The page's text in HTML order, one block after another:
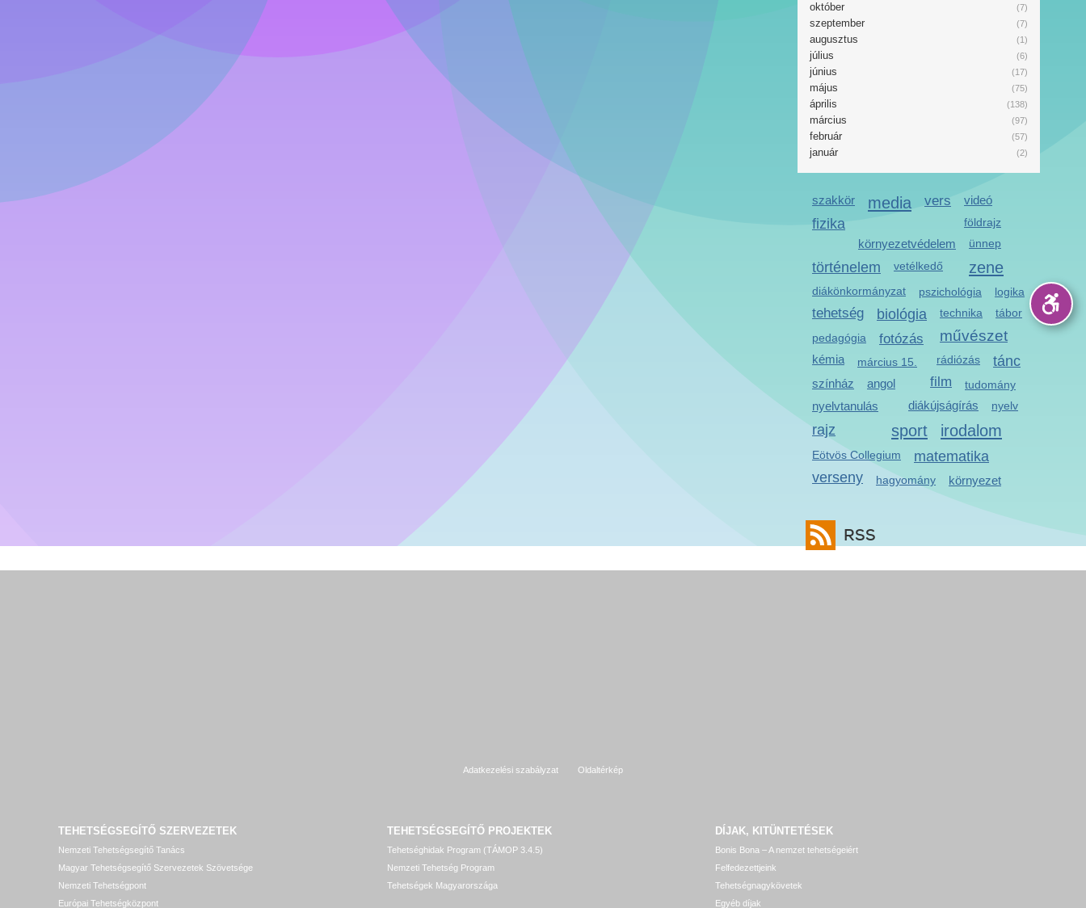
(7)
október
(7)
szeptember
(1)
augusztus
(6)
július
(17)
június
(75)
május
(138)
április
(97)
március
(57)
február
(2)
január
szakkör media vers videó
fizika földrajz
környezetvédelem ünnep
történelem zene
diákönkormányzat
vetélkedő
pszichológia
tehetség biológia technika
művészet
pedagógia
logika
fotózás
kémia rádiózás tánc
március 15.
film
színház
tábor
angol
diákújságírás
nyelvtanulás
sport
Eötvös Collegium
tudomány
nyelv
irodalom
matematika
rajz
verseny hagyomány környezet
RSS
Adatkezelési szabályzat Oldaltérkép
TEHETSÉGSEGÍTŐ SZERVEZETEK
Nemzeti Tehetségsegítő Tanács
Magyar Tehetségsegítő Szervezetek Szövetsége
Nemzeti Tehetségpont
Európai Tehetségközpont
TEHETSÉGSEGÍTŐ PROJEKTEK
Tehetséghidak Program (TÁMOP 3.4.5)
Nemzeti Tehetség Program
Tehetségek Magyarországa
DÍJAK, KITÜNTETÉSEK
Bonis Bona – A nemzet tehetségeiért
Felfedezettjeink
Tehetségnagykövetek
Egyéb díjak